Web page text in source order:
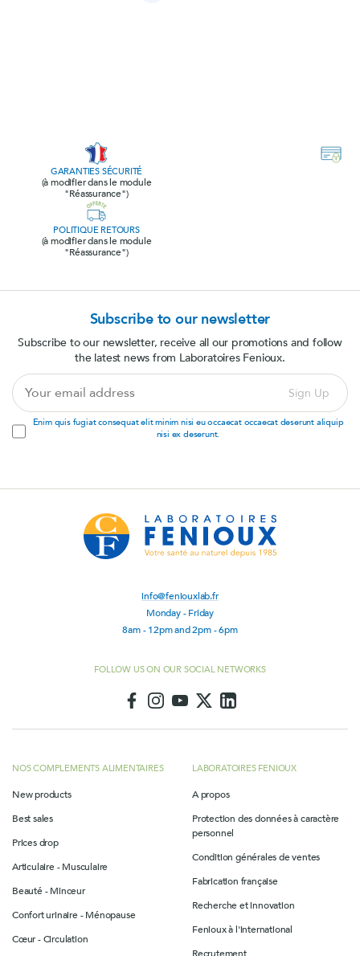
GARANTIES SÉCURITÉ
(à modifier dans le module
"Réassurance")
POLITIQUE RETOURS
(à modifier dans le module
"Réassurance")
info@feniouxlab.fr
Monday - Friday
8am - 12pm and 2pm - 6pm
FOLLOW US ON OUR SOCIAL NETWORKS
NOS COMPLEMENTS ALIMENTAIRES
New products
Best sales
Prices drop
Articulaire - Musculaire
Beauté - Minceur
Confort urinaire - Ménopause
Cœur - Circulation
LABORATOIRES FENIOUX
A propos
Protection des données à caractère
personnel
Condition générales de ventes
Fabrication française
Recherche et innovation
Fenioux à l'international
Subscribe to our newsletter
Subscribe to our newsletter, receive all our promotions and follow
the latest news from Laboratoires Fenioux.
address
Sign Up
Enim quis fugiat consequat elit minim nisi eu occaecat occaecat deserunt aliquip
nisi ex deserunt.